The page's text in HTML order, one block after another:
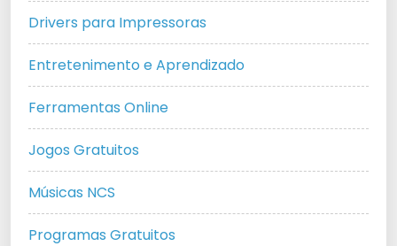
Drivers para Impressoras
Entretenimento e Aprendizado
Ferramentas Online
Jogos Gratuitos
Músicas NCS
Programas Gratuitos